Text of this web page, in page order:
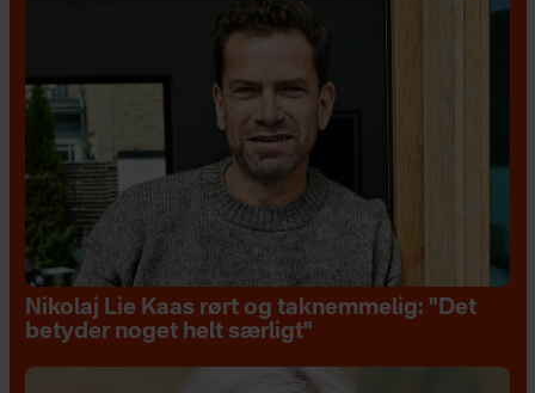
Nikolaj Lie Kaas rørt og taknemmelig: "Det
betyder noget helt særligt"